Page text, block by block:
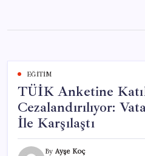
content
EĞITIM
TÜİK Anketine
Cezalandırılıyor:
İle Karşılaştı
By Ayşe Koç